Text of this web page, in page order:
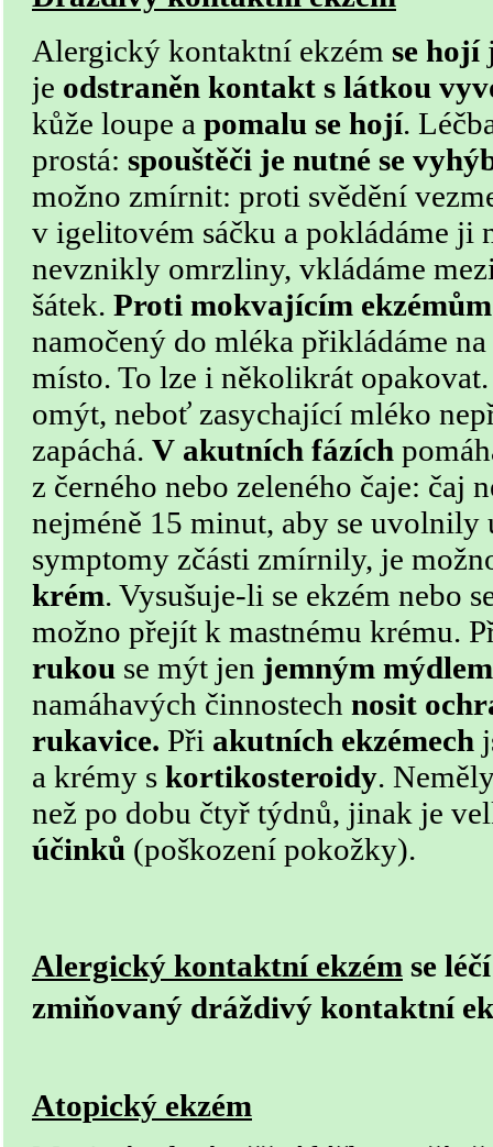
Alergický kontaktní ekzém se hojí
je odstraněn kontakt s látkou
kůže loupe a pomalu se hojí.
prostá: spouštěči je nutné se
možno zmírnit: proti svědění
v igelitovém sáčku a pokládáme ji
nevznikly omrzliny, vkládáme
šátek. Proti mokvajícím ekzémům
namočený do mléka přikládáme
místo. To lze i několikrát
omýt, neboť zasychající mléko
zapáchá. V akutních fázích
z černého nebo zeleného čaje: čaj
nejméně 15 minut, aby se uvolnily
symptomy zčásti zmírnily, je
krém. Vysušuje-li se ekzém nebo
možno přejít k mastnému krému.
rukou se mýt jen jemným mýdlem
namáhavých činnostech nosit
rukavice. Při akutních ekzémech
a krémy s kortikosteroidy.
než po dobu čtyř týdnů, jinak je
účinků (poškození pokožky).
Alergický kontaktní ekzém se
zmiňovaný dráždivý kontaktní
Atopický ekzém